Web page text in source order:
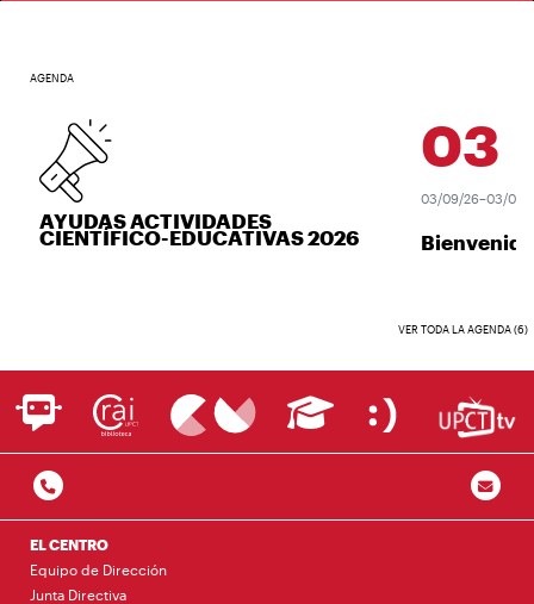
AGENDA
AYUDAS ACTIVIDADES
CIENTÍFICO-EDUCATIVAS 2026
03
03/09/26–03/09/26
Bienvenida
VER TODA LA AGENDA (6)
EL CENTRO
Equipo de Dirección
Junta Directiva